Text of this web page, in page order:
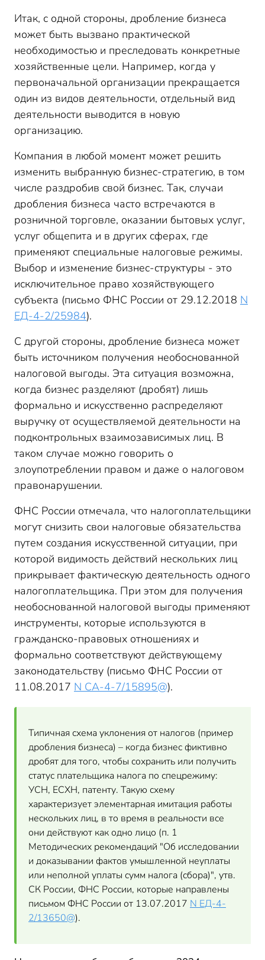
Итак, с одной стороны, дробление бизнеса
может быть вызвано практической
необходимостью и преследовать конкретные
хозяйственные цели. Например, когда у
первоначальной организации прекращается
один из видов деятельности, отдельный вид
деятельности выводится в новую
организацию.
Компания в любой момент может решить
изменить выбранную бизнес-стратегию, в том
числе раздробив свой бизнес. Так, случаи
дробления бизнеса часто встречаются в
розничной торговле, оказании бытовых услуг,
услуг общепита и в других сферах, где
применяют специальные налоговые режимы.
Выбор и изменение бизнес-структуры - это
исключительное право хозяйствующего
субъекта (письмо ФНС России от 29.12.2018 N
ЕД-4-2/25984).
С другой стороны, дробление бизнеса может
быть источником получения необоснованной
налоговой выгоды. Эта ситуация возможна,
когда бизнес разделяют (дробят) лишь
формально и искусственно распределяют
выручку от осуществляемой деятельности на
подконтрольных взаимозависимых лиц. В
таком случае можно говорить о
злоупотреблении правом и даже о налоговом
правонарушении.
ФНС России отмечала, что налогоплательщики
могут снизить свои налоговые обязательства
путем создания искусственной ситуации, при
которой видимость действий нескольких лиц
прикрывает фактическую деятельность одного
налогоплательщика. При этом для получения
необоснованной налоговой выгоды применяют
инструменты, которые используются в
гражданско-правовых отношениях и
формально соответствуют действующему
законодательству (письмо ФНС России от
11.08.2017 N СА-4-7/15895@).
Типичная схема уклонения от налогов (пример
дробления бизнеса) – когда бизнес фиктивно
дробят для того, чтобы сохранить или получить
статус плательщика налога по спецрежиму:
УСН, ЕСХН, патенту. Такую схему
характеризует элементарная имитация работы
нескольких лиц, в то время в реальности все
они действуют как одно лицо (п. 1
Методических рекомендаций "Об исследовании
и доказывании фактов умышленной неуплаты
или неполной уплаты сумм налога (сбора)", утв.
СК России, ФНС России, которые направлены
письмом ФНС России от 13.07.2017 N ЕД-4-
2/13650@).